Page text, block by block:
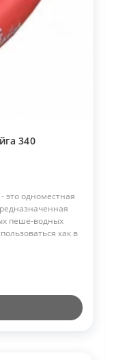
340
это одноместная
пеше-водных
как в